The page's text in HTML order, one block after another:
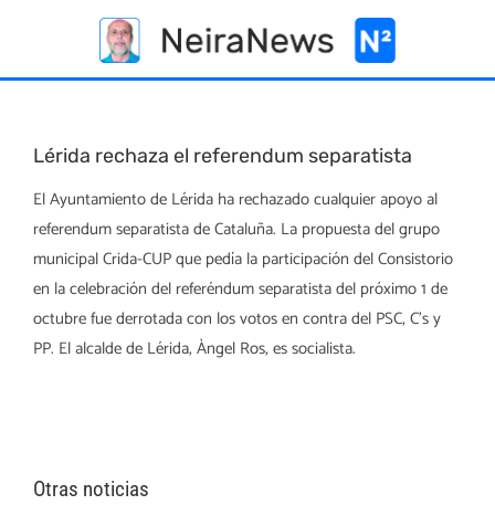
content
Lérida rechaza el referendum separatista
El Ayuntamiento de Lérida ha rechazado cualquier apoyo al
referendum separatista de Cataluña. La propuesta del grupo
municipal Crida-CUP que pedía la participación del Consistorio
en la celebración del referéndum separatista del próximo 1 de
octubre fue derrotada con los votos en contra del PSC, C’s y
PP. El alcalde de Lérida, Àngel Ros, es socialista.
Otras noticias